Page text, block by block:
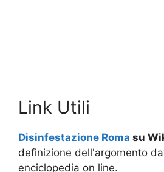
Link Utili
Disinfestazione Roma su
definizione dell'argomento
enciclopedia on line.